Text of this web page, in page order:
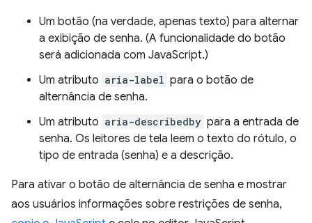
Um botão (na verdade, apenas texto) para alternar
a exibição de senha. (A funcionalidade do botão
será adicionada com JavaScript.)
Um atributo aria-label para o botão de
alternância de senha.
Um atributo aria-describedby para a entrada de
senha. Os leitores de tela leem o texto do rótulo, o
tipo de entrada (senha) e a descrição.
Para ativar o botão de alternância de senha e mostrar
aos usuários informações sobre restrições de senha,